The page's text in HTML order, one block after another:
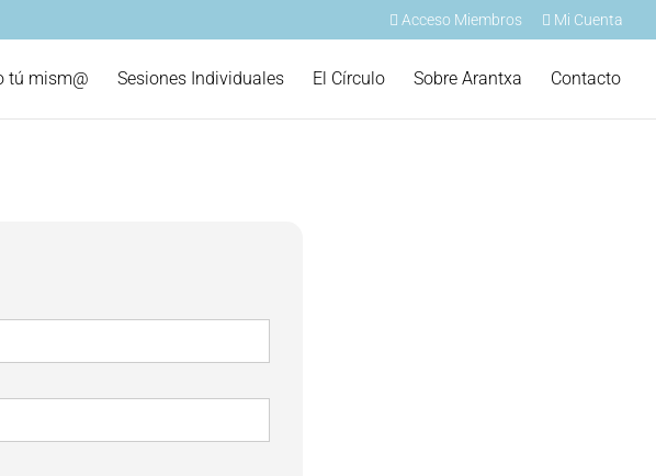
Acceso Miembros Mi Cuenta
tú mism@ Sesiones Individuales El Círculo Sobre Arantxa Contacto